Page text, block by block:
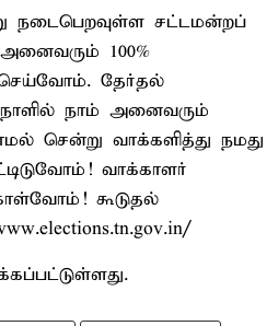
நடைபெறவுள்ள சட்டமன்றப்
100%
செய்வோம். தேர்தல்
நாளில் நாம் அனைவரும்
சென்று வாக்களித்து நமது
வாக்காளர்
கூடுதல்